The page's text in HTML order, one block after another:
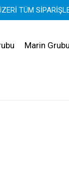
TÜM
Marin Grubu